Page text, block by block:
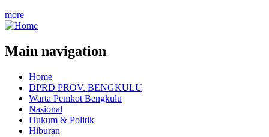
more
Main navigation
Home
DPRD PROV. BENGKULU
Warta Pemkot Bengkulu
Nasional
Hukum & Politik
Hiburan